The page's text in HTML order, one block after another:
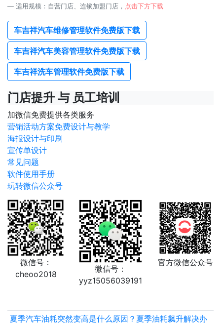
适用规模：自营门店、连锁加盟门店， 点击下方下载
车吉祥汽车维修管理软件免费版下载
车吉祥汽车美容管理软件免费版下载
车吉祥洗车管理软件免费版下载
门店提升 与 员工培训
加微信免费提供各类服务
营销活动方案免费设计与教学
海报设计与印刷
宣传单设计
常见问题
软件使用手册
玩转微信公众号
微信号：
cheoo2018
微信号：
yyz15056039191
官方微信公众号
夏季汽车油耗突然变高是什么原因？夏季油耗飙升解决办